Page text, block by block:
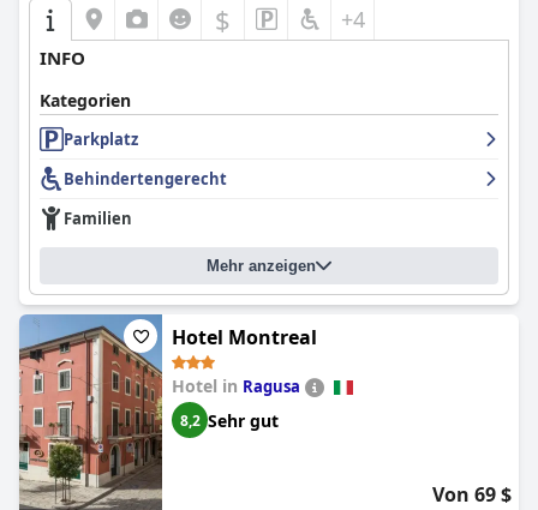
$ +4
INFO
Kategorien
Parkplatz
Behindertengerecht
Familien
Mehr anzeigen
Hotel Montreal
Hotel in Ragusa
8,2 Sehr gut
Von 69 $